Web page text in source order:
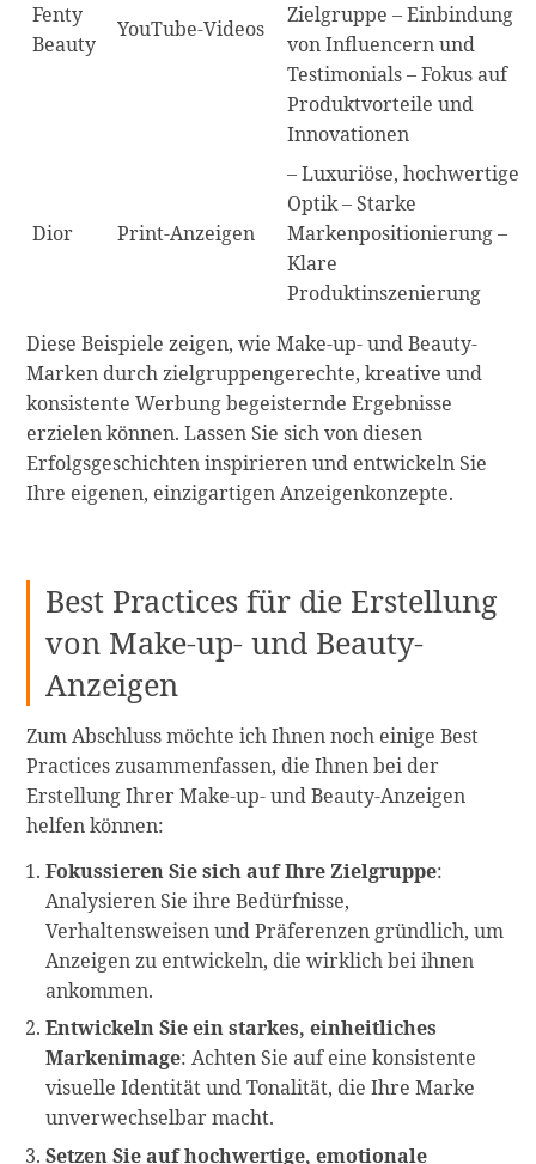
Fenty
Beauty
YouTube-Videos
Zielgruppe – Einbindung
von Influencern und
Testimonials – Fokus auf
Produktvorteile und
Innovationen
Dior Print-Anzeigen
– Luxuriöse, hochwertige
Optik – Starke
Markenpositionierung –
Klare
Produktinszenierung
Diese Beispiele zeigen, wie Make-up- und Beauty-
Marken durch zielgruppengerechte, kreative und
konsistente Werbung begeisternde Ergebnisse
erzielen können. Lassen Sie sich von diesen
Erfolgsgeschichten inspirieren und entwickeln Sie
Ihre eigenen, einzigartigen Anzeigenkonzepte.
Best Practices für die Erstellung
von Make-up- und Beauty-
Anzeigen
Zum Abschluss möchte ich Ihnen noch einige Best
Practices zusammenfassen, die Ihnen bei der
Erstellung Ihrer Make-up- und Beauty-Anzeigen
helfen können:
Fokussieren Sie sich auf Ihre Zielgruppe:
Analysieren Sie ihre Bedürfnisse,
Verhaltensweisen und Präferenzen gründlich, um
Anzeigen zu entwickeln, die wirklich bei ihnen
ankommen.
Entwickeln Sie ein starkes, einheitliches
Markenimage: Achten Sie auf eine konsistente
visuelle Identität und Tonalität, die Ihre Marke
unverwechselbar macht.
Setzen Sie auf hochwertige, emotionale